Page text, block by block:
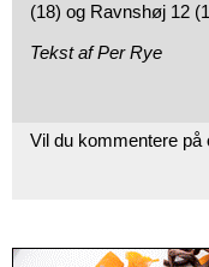
(18) og Ravnshøj 12
Tekst af Per Rye
Vil du kommentere på